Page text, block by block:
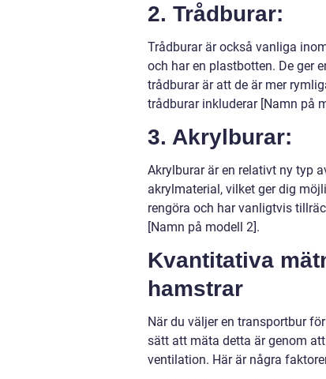
2. Trådburar:
Trådburar är också vanliga
och har en plastbotten. De ger
trådburar är att de är mer
trådburar inkluderar [Namn på
3. Akrylburar:
Akrylburar är en relativt ny typ
akrylmaterial, vilket ger dig
rengöra och har vanligtvis
[Namn på modell 2].
Kvantitativa
hamstrar
När du väljer en transportbur
sätt att mäta detta är genom
ventilation. Här är några